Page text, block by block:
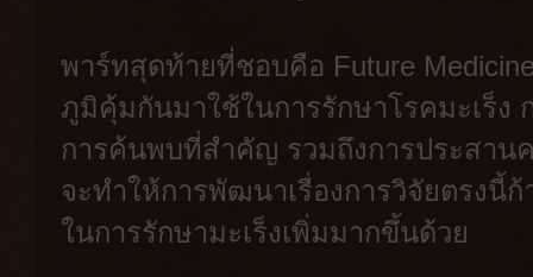
พาร์ทสุดท้ายที่ชอบคือ Future
ภูมิคุ้มกันมาใช้ในการรักษาโรคมะเร็
การค้นพบที่สำคัญ รวมถึงการประสาน
จะทำให้การพัฒนาเรื่องการวิจัยตรงนี้
ในการรักษามะเร็งเพิ่มมากขึ้นด้วย